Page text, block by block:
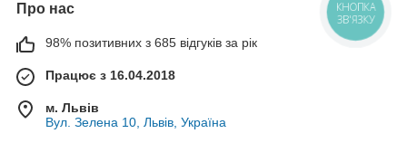
Про нас
98% позитивних з 685 відгуків за рік
Працює з 16.04.2018
м. Львів
Вул. Зелена 10, Львів, Україна
КНОПКА
ЗВ'ЯЗКУ